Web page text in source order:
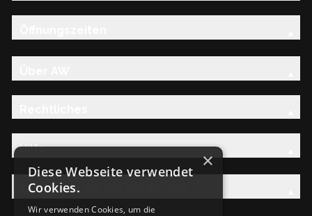
Hilfe
Entdecken Sie die AW-Familie
×
Diese Webseite verwendet
Cookies.
Wir verwenden Cookies, um die